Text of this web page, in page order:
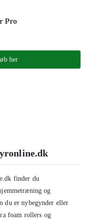
Pro
her
finder du
og
du er nybegynder eller
foam rollers og